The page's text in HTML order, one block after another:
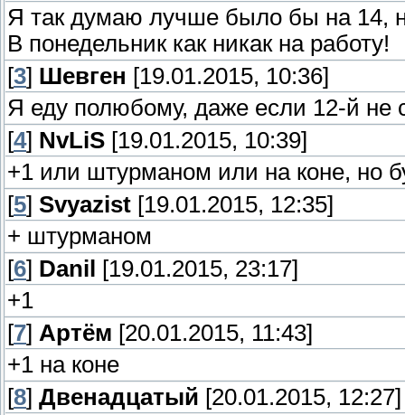
Я так думаю лучше было бы на 14,
В понедельник как никак на работу!
[3] Шевген [19.01.2015, 10:36]
Я еду полюбому, даже если 12-й не
[4] NvLiS [19.01.2015, 10:39]
+1 или штурманом или на коне, но
[5] Svyazist [19.01.2015, 12:35]
+ штурманом
[6] Danil
[19.01.2015, 23:17]
+1
[7] Артём [20.01.2015, 11:43]
+1 на коне
[8] Двенадцатый [20.01.2015, 12:27]